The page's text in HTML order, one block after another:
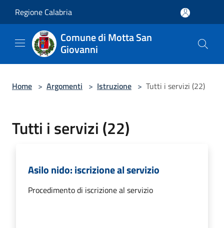
Regione Calabria
Comune di Motta San
Giovanni
Home > Argomenti > Istruzione > Tutti i servizi (22)
Tutti i servizi (22)
Asilo nido: iscrizione al servizio
Procedimento di iscrizione al servizio